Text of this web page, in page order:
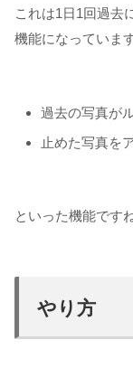
これは1日1回過去
機能になっています
過去の写真が
止めた写真を
といった機能ですね
やり方